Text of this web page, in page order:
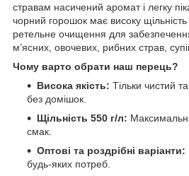
стравам насичений аромат і легку
чорний горошок має високу
ретельне очищення для
м’ясних, овочевих, рибних страв,
Чому варто обрати наш перець?
Висока якість: Тільки чистий
без домішок.
Щільність 550 г/л:
смак.
Оптові та роздрібні варіанти:
будь-яких потреб.